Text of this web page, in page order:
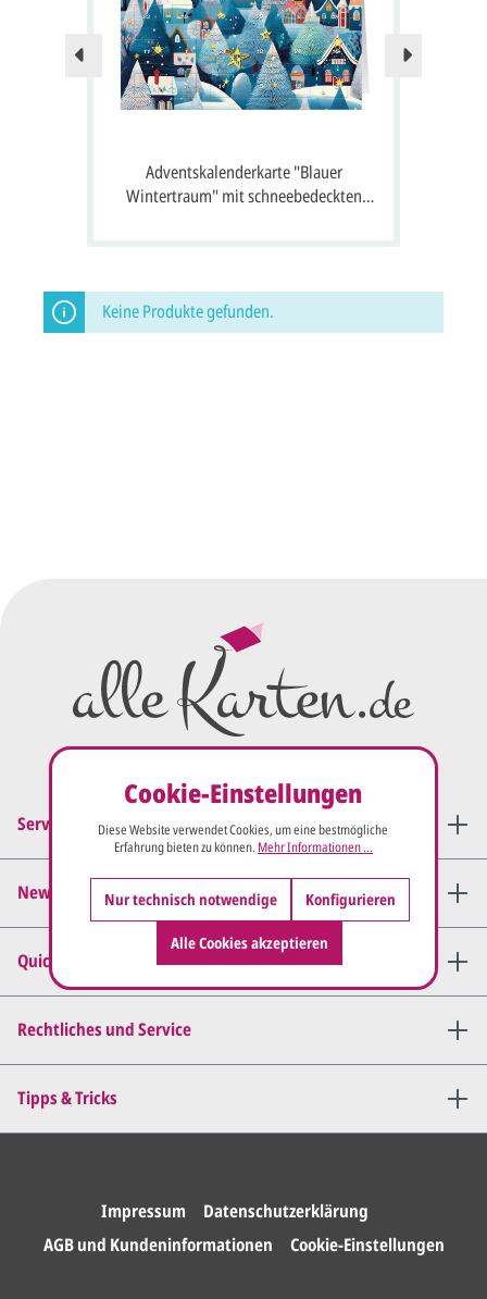
Adventskalenderkarte "Blauer
Wintertraum" mit schneebedeckten
Keine Produkte gefunden.
Service-Hotline
Rechtliches und Service
Tipps & Tricks
Quick-Links
Newsletter bestellen
Impressum
Datenschutzerklärung
AGB und Kundeninformationen
Cookie-Einstellungen
Cookie-Einstellungen
Diese Website verwendet Cookies, um eine bestmögliche
Erfahrung bieten zu können. Mehr Informationen ...
Nur technisch notwendige Konfigurieren
Alle Cookies akzeptieren